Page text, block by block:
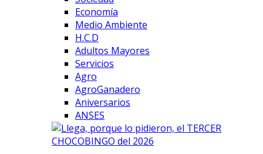
Economía
Medio Ambiente
H.C.D
Adultos Mayores
Servicios
Agro
AgroGanadero
Aniversarios
ANSES